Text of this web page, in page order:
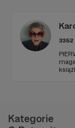
3352
Kategorie